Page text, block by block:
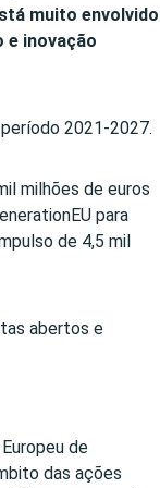
muito envolvido
e inovação
2021-2027.
milhões de euros
para
de 4,5 mil
abertos e
de
das ações